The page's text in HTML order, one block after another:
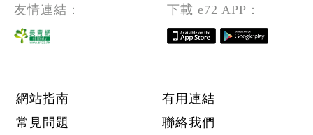
友情連結： 下載 e72 APP：
Footer menu
網站指南
有用連結
常見問題
聯絡我們